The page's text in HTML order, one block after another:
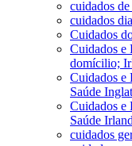
cuidados de
cuidados dia
Cuidados
Cuidados e
domícilio;
Cuidados e
Saúde
Cuidados e
Saúde
cuidados